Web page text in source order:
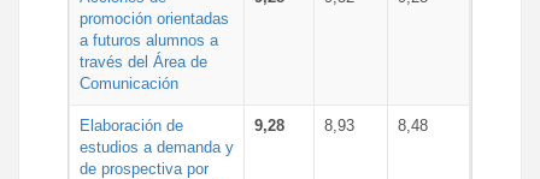
promoción orientadas
a futuros alumnos a
través del Área de
Comunicación
Elaboración de
estudios a demanda y
de prospectiva por
9,28 8,93 8,48